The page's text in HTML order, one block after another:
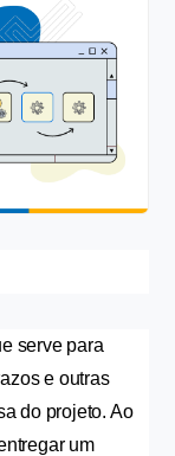
serve para
e outras
do projeto. Ao
um